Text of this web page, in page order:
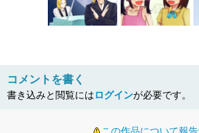
コメントを書く
書き込みと閲覧にはログインが必要です。